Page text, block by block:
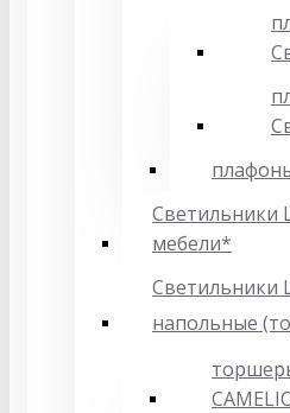
Светильники
мебели*
Светильники
напольные